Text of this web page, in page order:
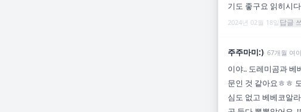
기도 좋구요 읽히시
2024년 02월 18일 답글
주주마미:)· 67개월 여
이야.. 도레미곰과 베
문인 것 같아요ㅎㅎ
심도 없고 베베코알